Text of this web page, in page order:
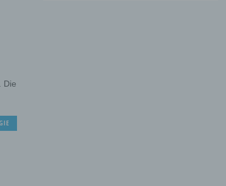
Die